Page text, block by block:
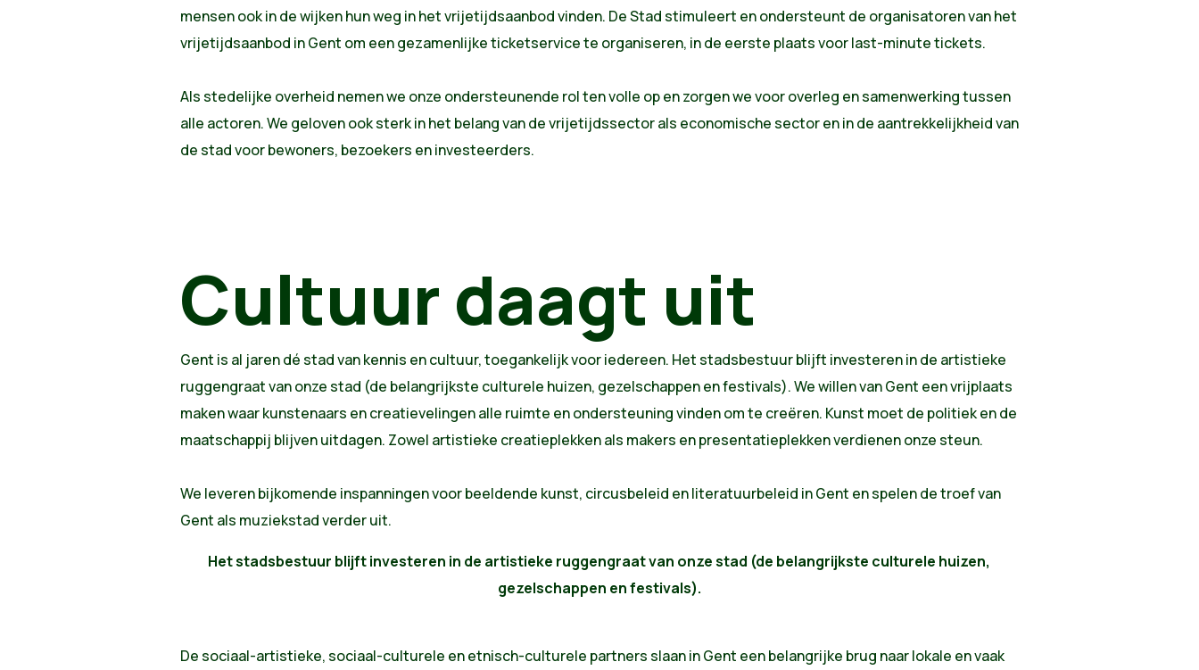
mensen ook in de wijken hun weg in het vrijetijdsaanbod vinden. De Stad stimuleert en ondersteunt de organisatoren van het
vrijetijdsaanbod in Gent om een gezamenlijke ticketservice te organiseren, in de eerste plaats voor last-minute tickets.
Als stedelijke overheid nemen we onze ondersteunende rol ten volle op en zorgen we voor overleg en samenwerking tussen
alle actoren. We geloven ook sterk in het belang van de vrijetijdssector als economische sector en in de aantrekkelijkheid van
de stad voor bewoners, bezoekers en investeerders.
Cultuur daagt uit
Gent is al jaren dé stad van kennis en cultuur, toegankelijk voor iedereen. Het stadsbestuur blijft investeren in de artistieke
ruggengraat van onze stad (de belangrijkste culturele huizen, gezelschappen en festivals). We willen van Gent een vrijplaats
maken waar kunstenaars en creatievelingen alle ruimte en ondersteuning vinden om te creëren. Kunst moet de politiek en de
maatschappij blijven uitdagen. Zowel artistieke creatieplekken als makers en presentatieplekken verdienen onze steun.
We leveren bijkomende inspanningen voor beeldende kunst, circusbeleid en literatuurbeleid in Gent en spelen de troef van
Gent als muziekstad verder uit.
Het stadsbestuur blijft investeren in de artistieke ruggengraat van onze stad (de belangrijkste culturele huizen,
gezelschappen en festivals).
De sociaal-artistieke, sociaal-culturele en etnisch-culturele partners slaan in Gent een belangrijke brug naar lokale en vaak